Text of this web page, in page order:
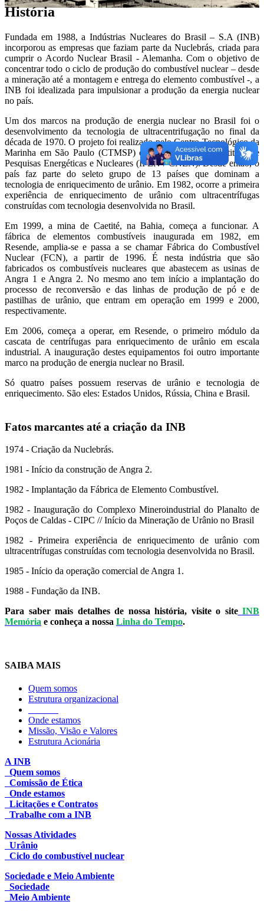
História
Fundada em 1988, a Indústrias Nucleares do Brasil – S.A (INB)
incorporou as empresas que faziam parte da Nuclebrás, criada para
cumprir o Acordo Nuclear Brasil - Alemanha. Com o objetivo de
concentrar todo o ciclo de produção do combustível nuclear – desde
a mineração até a montagem e entrega do elemento combustível -, a
INB foi idealizada para impulsionar a produção da energia nuclear
no país.
Um dos marcos na produção de energia nuclear no Brasil foi o
desenvolvimento da tecnologia de ultracentrifugação no final da
década de 1970. O projeto foi realizado pelo Centro Tecnológico da
Marinha em São Paulo (CTMSP) em parceria com o Instituto de
Pesquisas Energéticas e Nucleares (IPEN / CNEN). Desde então, o
país faz parte do seleto grupo de 13 países que dominam a
tecnologia de enriquecimento de urânio. Em 1982, ocorre a primeira
experiência de enriquecimento de urânio com ultracentrífugas
construídas com tecnologia desenvolvida no Brasil.
Em 1999, a mina de Caetité, na Bahia, começa a funcionar. A
fábrica de elementos combustíveis inaugurada em 1982, em
Resende, amplia-se e passa a se chamar Fábrica do Combustível
Nuclear (FCN), a partir de 1996. É nesta indústria que são
fabricados os combustíveis nucleares que abastecem as usinas de
Angra 1 e Angra 2. No mesmo ano tem início a implantação do
processo de reconversão e das linhas de produção de pó e de
pastilhas de urânio, que entram em operação em 1999 e 2000,
respectivamente.
Em 2006, começa a operar, em Resende, o primeiro módulo da
cascata de centrífugas para enriquecimento de urânio em escala
industrial. A inauguração destes equipamentos foi outro importante
marco na produção de energia nuclear no Brasil.
Só quatro países possuem reservas de urânio e tecnologia de
enriquecimento. São eles: Estados Unidos, Rússia, China e Brasil.
Fatos marcantes até a criação da INB
1974 - Criação da Nuclebrás.
1981 - Início da construção de Angra 2.
1982 - Implantação da Fábrica de Elemento Combustível.
1982 - Inauguração do Complexo Mineroindustrial do Planalto de
Poços de Caldas - CIPC // Início da Mineração de Urânio no Brasil
1982 - Primeira experiência de enriquecimento de urânio com
ultracentrífugas construídas com tecnologia desenvolvida no Brasil.
1985 - Início da operação comercial de Angra 1.
1988 - Fundação da INB.
Para saber mais detalhes de nossa história, visite o site INB
Memória e conheça a nossa Linha do Tempo.
SAIBA MAIS
Quem somos
Estrutura organizacional
Onde estamos
Missão, Visão e Valores
Estrutura Acionária
A INB
Quem somos
Comissão de Ética
Onde estamos
Licitações e Contratos
Trabalhe com a INB
Nossas Atividades
Urânio
Ciclo do combustível nuclear
Sociedade e Meio Ambiente
Sociedade
Meio Ambiente